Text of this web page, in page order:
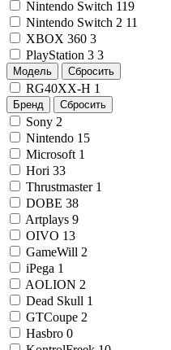
Nintendo Switch 119
Nintendo Switch 2 11
XBOX 360 3
PlayStation 3 3
Модель Сбросить
RG40XX-H 1
Бренд Сбросить
Sony 2
Nintendo 15
Microsoft 1
Hori 33
Thrustmaster 1
DOBE 38
Artplays 9
OIVO 13
GameWill 2
iPega 1
AOLION 2
Dead Skull 1
GTCoupe 2
Hasbro 0